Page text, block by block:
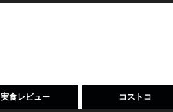
実食レビュー コストコ